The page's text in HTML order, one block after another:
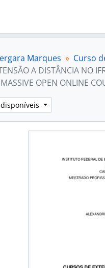
Marques Curso
A DISTÂNCIA NO
OPEN ONLINE